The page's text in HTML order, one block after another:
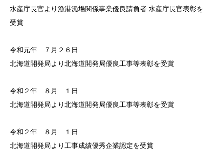
水産庁長官より漁港漁場関係事業優良請負者 水産庁長官表彰を
受賞
令和元年 ７月２６日
北海道開発局より北海道開発局優良工事等表彰を受賞
令和２年 ８月 １日
北海道開発局より北海道開発局優良工事等表彰を受賞
令和２年 ８月 １日
北海道開発局より工事成績優秀企業認定を受賞